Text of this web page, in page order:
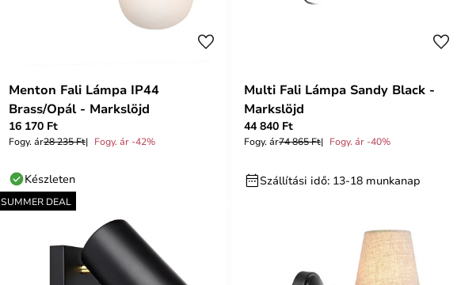
Menton Fali Lámpa IP44
Brass/Opál - Markslöjd
16 170 Ft
Fogy. ár28 235 Ft Fogy. ár -42%
Készleten
Multi Fali Lámpa Sandy Black -
Markslöjd
44 840 Ft
Fogy. ár74 865 Ft Fogy. ár -40%
Szállítási idő: 13-18 munkanap
SUMMER DEAL